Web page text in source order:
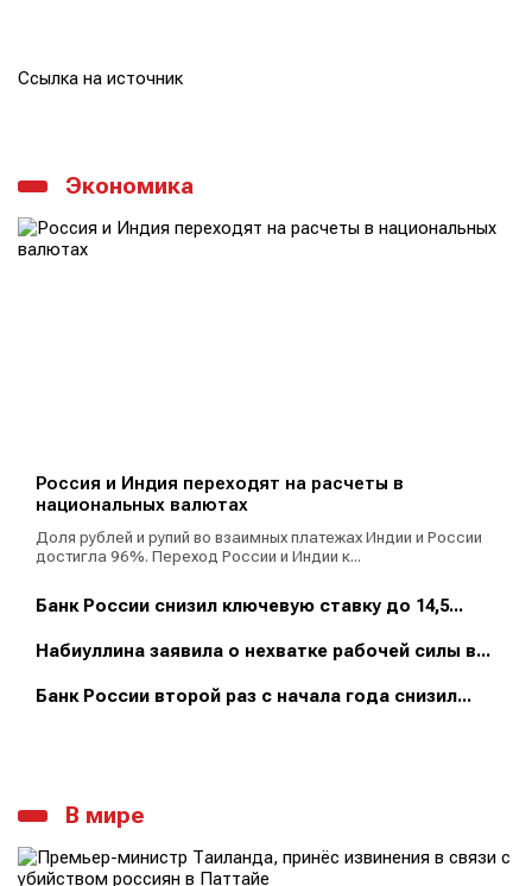
Ссылка на источник
Экономика
Россия и Индия переходят на расчеты в
национальных валютах
Доля рублей и рупий во взаимных платежах Индии и России
достигла 96%. Переход России и Индии к...
Банк России снизил ключевую ставку до 14,5...
Набиуллина заявила о нехватке рабочей силы в...
Банк России второй раз с начала года снизил...
В мире